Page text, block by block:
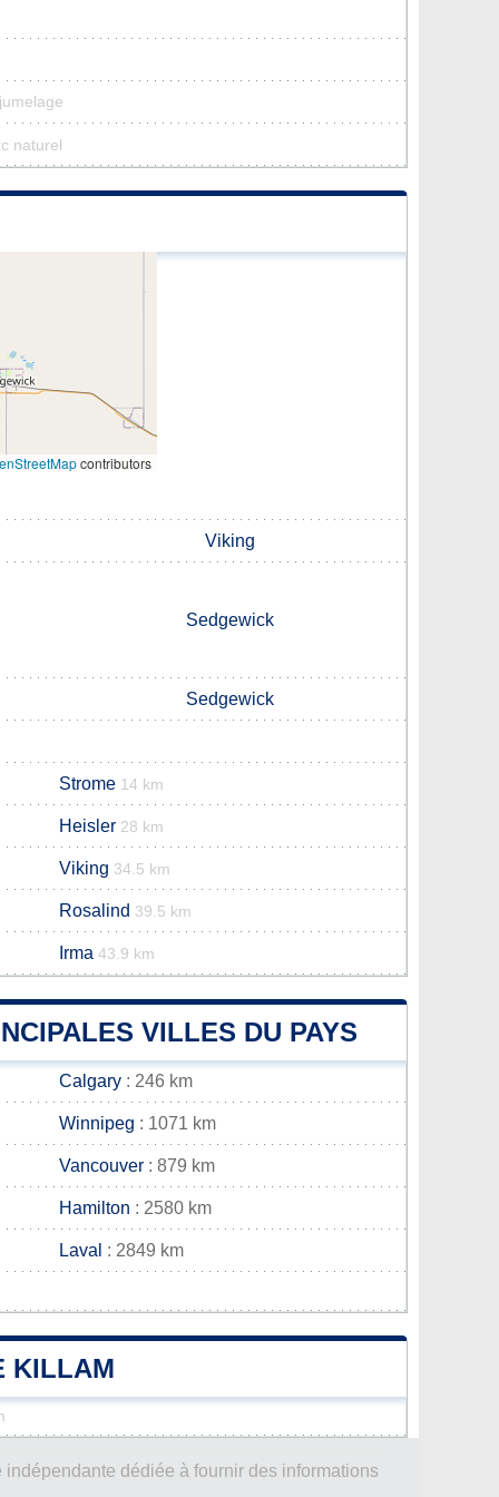
naturel
contributors
Viking
Sedgewick
Sedgewick
Strome 14 km
Heisler 28 km
Viking 34.5 km
Rosalind 39.5 km
Irma 43.9 km
VILLES DU PAYS
Calgary : 246 km
Winnipeg : 1071 km
Vancouver : 879 km
Hamilton : 2580 km
Laval : 2849 km
KILLAM
dédiée à fournir des informations